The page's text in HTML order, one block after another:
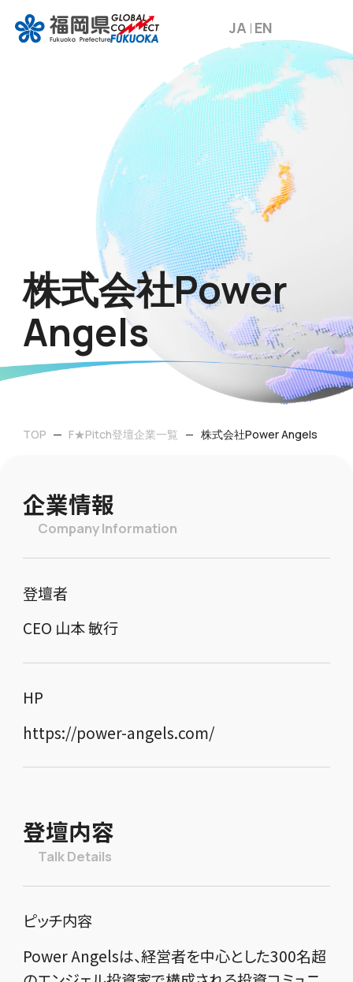
JA EN
株式会社Power
Angels
TOP F★Pitch登壇企業一覧 株式会社Power Angels
企業情報
Company Information
登壇者
CEO 山本 敏行
HP
https://power-angels.com/
登壇内容
Talk Details
ピッチ内容
Power Angelsは、経営者を中心とした300名超